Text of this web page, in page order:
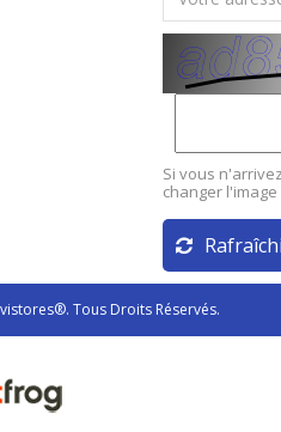
Si vous
changer
Tous Droits Réservés.